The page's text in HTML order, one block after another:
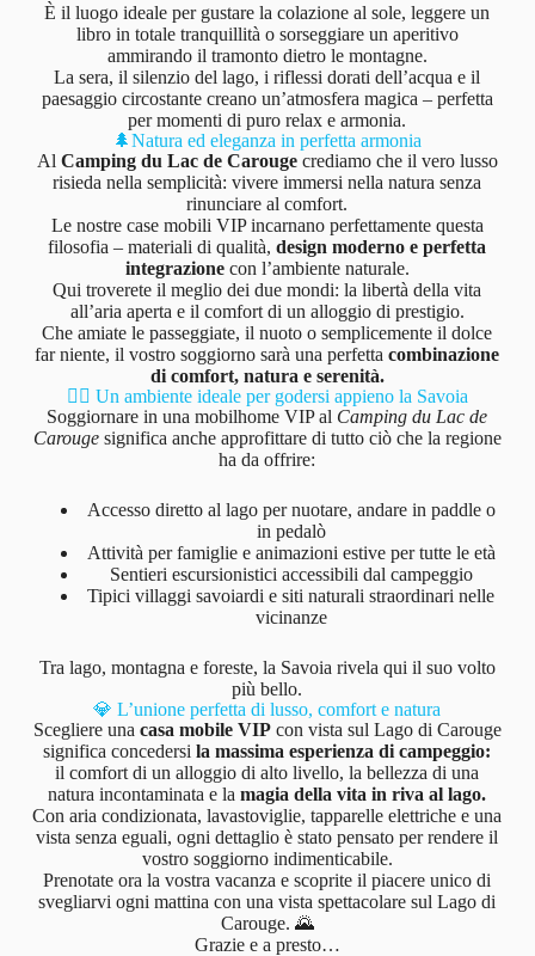
È il luogo ideale per gustare la colazione al sole, leggere un
libro in totale tranquillità o sorseggiare un aperitivo
ammirando il tramonto dietro le montagne.
La sera, il silenzio del lago, i riflessi dorati dell’acqua e il
paesaggio circostante creano un’atmosfera magica – perfetta
per momenti di puro relax e armonia.
🌲Natura ed eleganza in perfetta armonia
Al Camping du Lac de Carougecrediamo che il vero lusso
risieda nella semplicità: vivere immersi nella natura senza
rinunciare al comfort.
Le nostre case mobili VIP incarnano perfettamente questa
filosofia – materiali di qualità,design moderno e perfetta
integrazionecon l’ambiente naturale.
Qui troverete il meglio dei due mondi: la libertà della vita
all’aria aperta e il comfort di un alloggio di prestigio.
Che amiate le passeggiate, il nuoto o semplicemente il dolce
far niente, il vostro soggiorno sarà una perfettacombinazione
di comfort, natura e serenità.
🚣‍♂️ Un ambiente ideale per godersi appieno la Savoia
Soggiornare in una mobilhome VIP al Camping du Lac de
Carougesignifica anche approfittare di tutto ciò che la regione
ha da offrire:
Accesso diretto al lago per nuotare, andare in paddle o
in pedalò
Attività per famiglie e animazioni estive per tutte le età
Sentieri escursionistici accessibili dal campeggio
Tipici villaggi savoiardi e siti naturali straordinari nelle
vicinanze
Tra lago, montagna e foreste, la Savoia rivela qui il suo volto
più bello.
💎 L’unione perfetta di lusso, comfort e natura
Scegliere una casa mobile VIPcon vista sul Lago di Carouge
significa concedersila massima esperienza di campeggio:
il comfort di un alloggio di alto livello, la bellezza di una
natura incontaminata e lamagia della vita in riva al lago.
Con aria condizionata, lavastoviglie, tapparelle elettriche e una
vista senza eguali, ogni dettaglio è stato pensato per rendere il
vostro soggiorno indimenticabile.
Prenotate ora la vostra vacanza e scoprite il piacere unico di
svegliarvi ogni mattina con una vista spettacolare sul Lago di
Carouge. 🌄
Grazie e a presto…